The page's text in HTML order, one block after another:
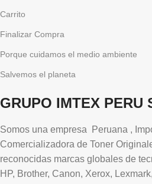
Carrito
Finalizar Compra
Porque cuidamos el medio ambiente
Salvemos el planeta
GRUPO IMTEX PERU
Somos una empresa Peruana ,
Comercializadora de Toner
reconocidas marcas globales de
HP, Brother, Canon, Xerox,